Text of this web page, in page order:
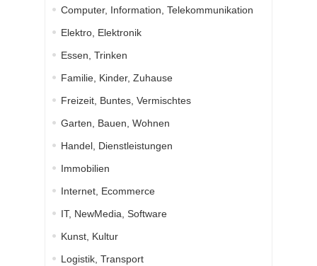
Computer, Information, Telekommunikation
Elektro, Elektronik
Essen, Trinken
Familie, Kinder, Zuhause
Freizeit, Buntes, Vermischtes
Garten, Bauen, Wohnen
Handel, Dienstleistungen
Immobilien
Internet, Ecommerce
IT, NewMedia, Software
Kunst, Kultur
Logistik, Transport